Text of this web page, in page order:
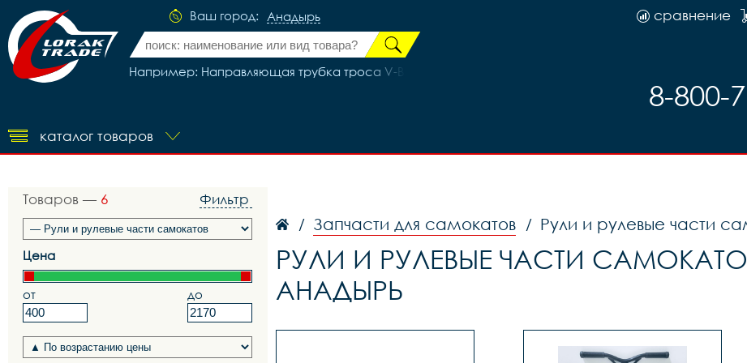
Ваш город: Анадырь
Например: Направляющая трубка троса V-Brake 110, код 40573
сравнение
8-800-
каталог товаров
Товаров — 6 Фильтр
Цена
от до
/ Запчасти для самокатов / Рули и рулевые части
РУЛИ И РУЛЕВЫЕ ЧАСТИ
АНАДЫРЬ